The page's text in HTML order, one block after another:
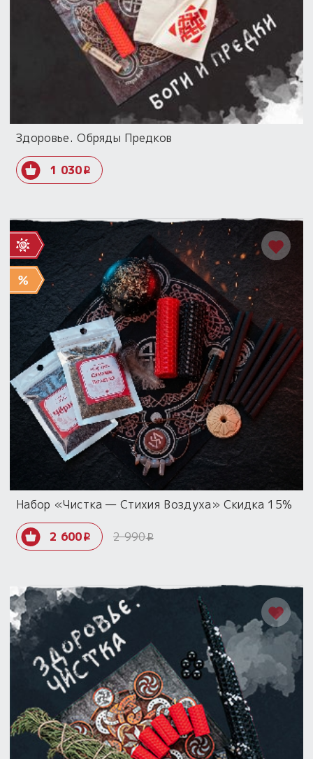
Здоровье. Обряды Предков
1 030i
Набор «Чистка — Стихия Воздуха» Скидка 15%
2 600i 2 990i